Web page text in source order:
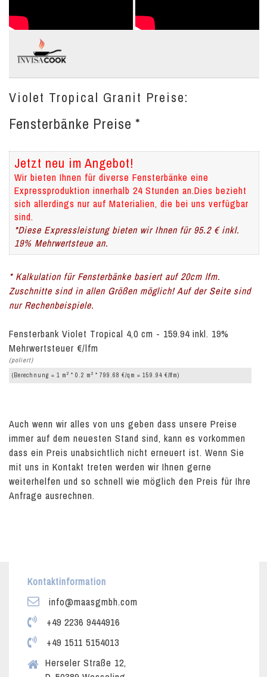
Violet Tropical Granit Preise:
Fensterbänke Preise *
Jetzt neu im Angebot!
Wir bieten Ihnen für diverse Fensterbänke eine
Expressproduktion innerhalb 24 Stunden an.Dies bezieht
sich allerdings nur auf Materialien, die bei uns verfügbar
sind.
*Diese Expressleistung bieten wir Ihnen für 95.2 € inkl.
19% Mehrwertsteue an.
* Kalkulation für Fensterbänke basiert auf 20cm lfm.
Zuschnitte sind in allen Größen möglich! Auf der Seite sind
nur Rechenbeispiele.
Fensterbank Violet Tropical 4,0 cm - 159.94 inkl. 19%
Mehrwertsteuer €/lfm
(poliert)
(Berechnung = 1 m 2 * 0.2 m 2 * 799.68 €/qm = 159.94 €/lfm)
Auch wenn wir alles von uns geben dass unsere Preise
immer auf dem neuesten Stand sind, kann es vorkommen
dass ein Preis unabsichtlich nicht erneuert ist. Wenn Sie
mit uns in Kontakt treten werden wir Ihnen gerne
weiterhelfen und so schnell wie möglich den Preis für Ihre
Anfrage ausrechnen.
Kontaktinformation
info@maasgmbh.com
+49 2236 9444916
+49 1511 5154013
Herseler Straße 12,